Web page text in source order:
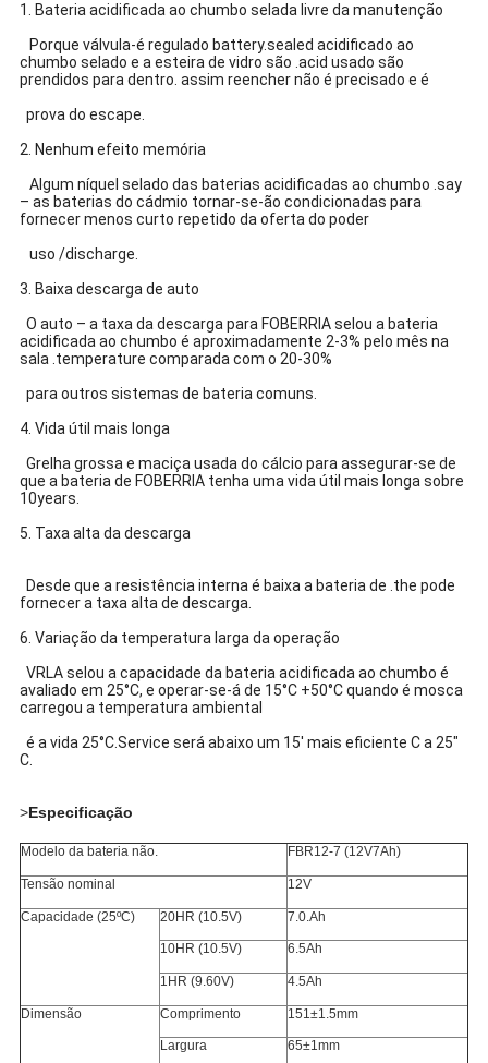
1. Bateria acidificada ao chumbo selada livre da manutenção
Porque válvula-é regulado battery.sealed acidificado ao
chumbo selado e a esteira de vidro são .acid usado são
prendidos para dentro. assim reencher não é precisado e é
prova do escape.
2. Nenhum efeito memória
Algum níquel selado das baterias acidificadas ao chumbo .say
– as baterias do cádmio tornar-se-ão condicionadas para
fornecer menos curto repetido da oferta do poder
uso /discharge.
3. Baixa descarga de auto
O auto – a taxa da descarga para FOBERRIA selou a bateria
acidificada ao chumbo é aproximadamente 2-3% pelo mês na
sala .temperature comparada com o 20-30%
para outros sistemas de bateria comuns.
4. Vida útil mais longa
Grelha grossa e maciça usada do cálcio para assegurar-se de
que abateria de FOBERRIAtenha uma vida útil mais longa sobre
10years.
5. Taxa alta da descarga
Desde que a resistência interna é baixa a bateria de .the pode
fornecer a taxa alta de descarga.
6. Variação da temperatura larga da operação
VRLAselou acapacidade da bateria acidificada ao chumbo é
avaliado em 25°C, e operar-se-á de 15°C +50°C quando é mosca
carregou a temperatura ambiental
é a vida 25°C.Service será abaixo um 15' mais eficiente C a 25"
C.
>Especificação
Modelo da bateria não. FBR12-7 (12V7Ah)
Tensão nominal 12V
Capacidade (25ºC) 20HR (10.5V) 7.0.Ah
10HR (10.5V) 6.5Ah
1HR (9.60V) 4.5Ah
Dimensão Comprimento 151±1.5mm
Largura 65±1mm